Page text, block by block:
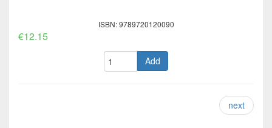
ISBN: 9789720120090
€12.15
Add
next